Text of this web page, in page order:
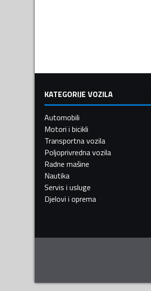
KATEGORIJE VOZILA
Automobili
Motori i bicikli
Transportna vozila
Poljoprivredna vozila
Radne mašine
Nautika
Servis i usluge
Djelovi i oprema